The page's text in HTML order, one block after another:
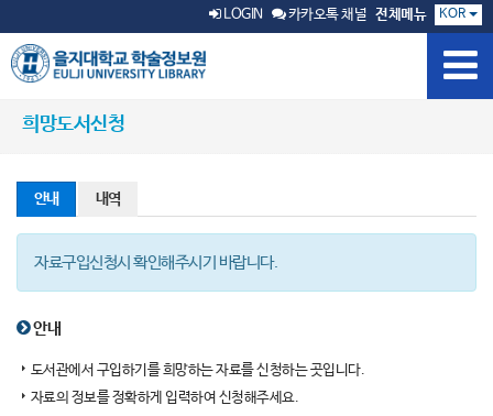
LOGIN 카카오톡 채널 전체메뉴 KOR
희망도서신청
안내 내역
자료구입신청시 확인해주시기 바랍니다.
안내
도서관에서 구입하기를 희망하는 자료를 신청하는 곳입니다.
자료의 정보를 정확하게 입력하여 신청해주세요.